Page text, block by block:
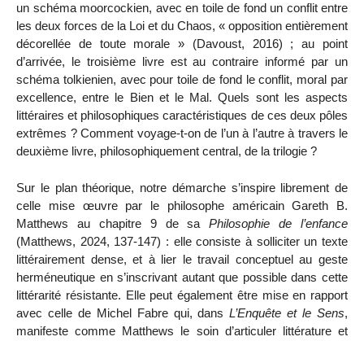
un schéma moorcockien, avec en toile de fond un conflit entre
les deux forces de la Loi et du Chaos, « opposition entièrement
décorellée de toute morale » (Davoust, 2016) ; au point
d’arrivée, le troisième livre est au contraire informé par un
schéma tolkienien, avec pour toile de fond le conflit, moral par
excellence, entre le Bien et le Mal. Quels sont les aspects
littéraires et philosophiques caractéristiques de ces deux pôles
extrêmes ? Comment voyage-t-on de l’un à l’autre à travers le
deuxième livre, philosophiquement central, de la trilogie ?
Sur le plan théorique, notre démarche s’inspire librement de
celle mise œuvre par le philosophe américain Gareth B.
Matthews au chapitre 9 de saPhilosophie de l’enfance
(Matthews, 2024, 137-147) : elle consiste à solliciter un texte
littérairement dense, et à lier le travail conceptuel au geste
herméneutique en s’inscrivant autant que possible dans cette
littérarité résistante. Elle peut également être mise en rapport
avec celle de Michel Fabre qui, dansL’Enquête et leSens,
manifeste comme Matthews le soin d’articuler littérature et